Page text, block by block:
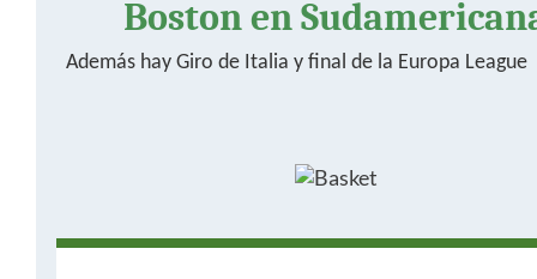
Boston en
Además hay Giro de Italia y final de la Europa League